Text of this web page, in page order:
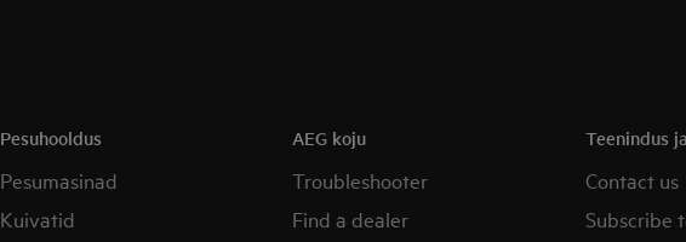
Pesuhooldus
Pesumasinad
Kuivatid
AEG koju
Troubleshooter
Find a dealer
Teenindus
Contact us
Subscribe